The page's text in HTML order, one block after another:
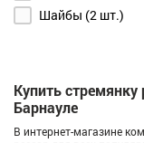
Шайбы (2 шт.)
Купить
Барнауле
В интернет-магазине